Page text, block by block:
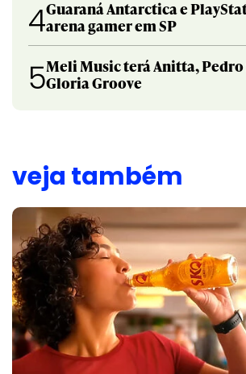
4Guaraná Antarctica e
arena gamer em SP
5Meli Music terá Anitta, Pedro
Gloria Groove
veja também